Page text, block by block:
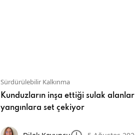
Sürdürülebilir Kalkınma
Kunduzların inşa ettiği sulak alanlar
yangınlara set çekiyor